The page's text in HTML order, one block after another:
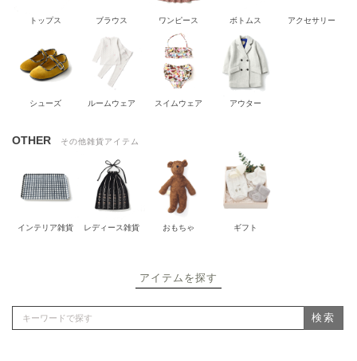
トップス ブラウス ワンピース ボトムス アクセサリー
シューズ ルームウェア スイムウェア アウター
OTHER その他雑貨アイテム
インテリア雑貨 レディース雑貨 おもちゃ ギフト
アイテムを探す
検索